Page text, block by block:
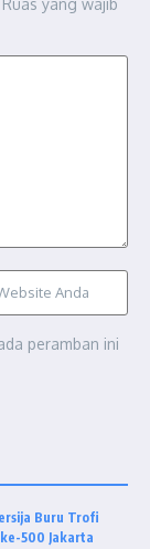
peramban ini
Buru Trofi
500 Jakarta